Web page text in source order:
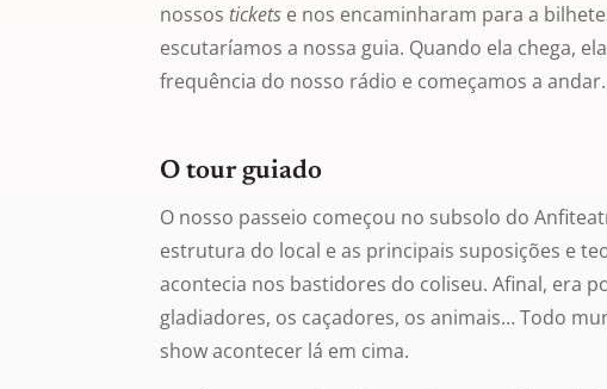
nossos tickets e nos encaminharam para a
escutaríamos a nossa guia. Quando ela chega,
frequência do nosso rádio e começamos a andar.
O tour guiado
O nosso passeio começou no subsolo do
estrutura do local e as principais suposições e
acontecia nos bastidores do coliseu. Afinal, era
gladiadores, os caçadores, os animais… Todo
show acontecer lá em cima.